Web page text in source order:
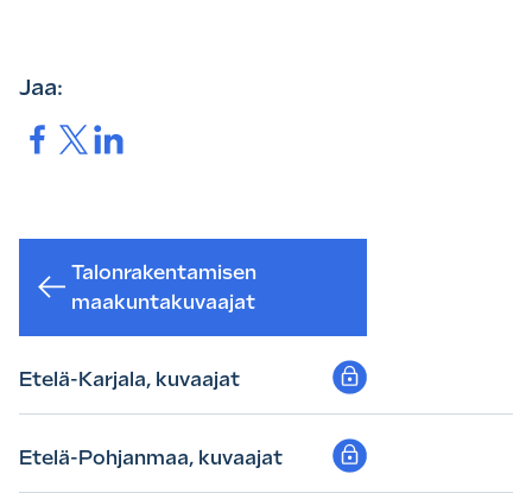
Jaa:
Jaa. Jaa.Jaa.
Talonrakentamisen
maakuntakuvaajat
Etelä-Karjala, kuvaajat
Etelä-Pohjanmaa, kuvaajat